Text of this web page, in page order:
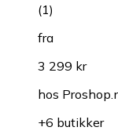
(1)
fra
3 299 kr
hos
+6 butikker